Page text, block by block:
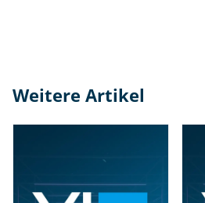
Weitere Artikel